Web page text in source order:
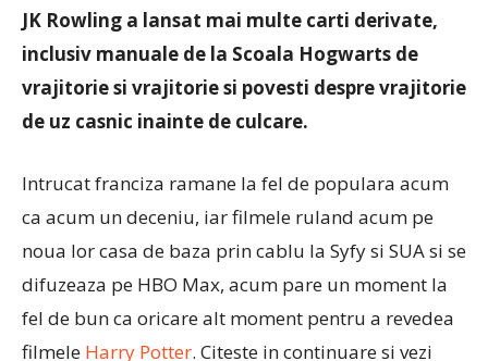
JK Rowling a lansat mai multe carti derivate,
inclusiv manuale de la Scoala Hogwarts de
vrajitorie si vrajitorie si povesti despre vrajitorie
de uz casnic inainte de culcare.
Intrucat franciza ramane la fel de populara acum
ca acum un deceniu, iar filmele ruland acum pe
noua lor casa de baza prin cablu la Syfy si SUA si se
difuzeaza pe HBO Max, acum pare un moment la
fel de bun ca oricare alt moment pentru a revedea
filmele Harry Potter. Citeste in continuare si vezi